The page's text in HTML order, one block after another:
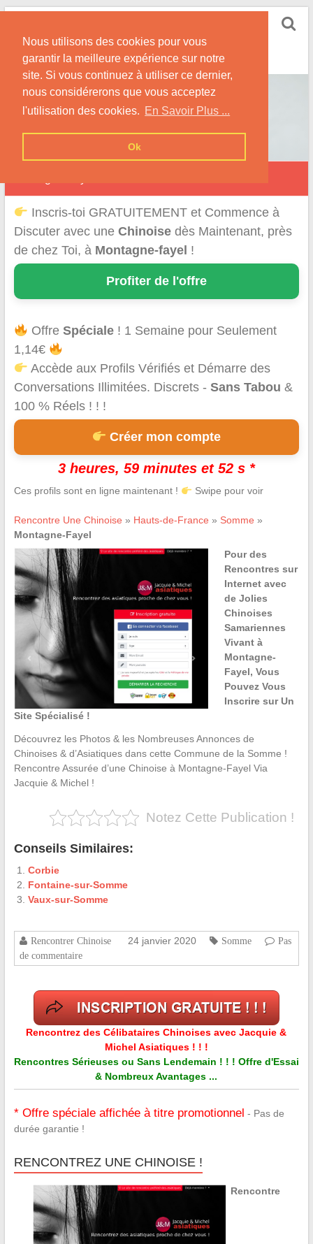
Nous utilisons des cookies pour vous
garantir la meilleure expérience sur notre
site. Si vous continuez à utiliser ce dernier,
nous considérerons que vous acceptez
l'utilisation des cookies. En Savoir Plus ...
Ok
Skip
content
Nos Conseils pour Rencontrer Une Femme
Originaire de Chine !
Inscris-toi GRATUITEMENT et Commence à
Discuter avec une Chinoisedès Maintenant, près
de chez Toi, à Montagne-fayel !
Profiter de l'offre
OffreSpéciale ! 1 Semaine pour Seulement
1,14€
Accède aux Profils Vérifiés et Démarre des
Conversations Illimitées. Discrets - Sans Tabou &
100 % Réels ! ! !
Créer mon compte
3 heures, 59 minutes et 52 s *
Ces profils sont en ligne maintenant ! Swipe pour voir
Rencontre Une Chinoise » Hauts-de-France » Somme »
Montagne-Fayel
Pour des
Rencontres sur
Internet avec
de Jolies
Chinoises
Samariennes
Vivant à
Montagne-
Fayel, Vous
Pouvez Vous
Inscrire sur Un
Site Spécialisé !
Découvrez les Photos & les Nombreuses Annonces de
Chinoises & d’Asiatiques dans cette Commune de la Somme !
Rencontre Assurée d’une Chinoise à Montagne-Fayel Via
Jacquie & Michel !
Notez Cette Publication !
Conseils Similaires:
Corbie
Fontaine-sur-Somme
Vaux-sur-Somme
Rencontrer Chinoise 24 janvier 2020 Somme
Pas
de commentaire
Rencontrez des Célibataires Chinoises avec Jacquie &
Michel Asiatiques ! ! !
Rencontres Sérieuses ou Sans Lendemain ! ! ! Offre d'Essai
& Nombreux Avantages ...
* Offre spéciale affichée à titre promotionnel - Pas de
durée garantie !
RENCONTREZ UNE CHINOISE !
Rencontre